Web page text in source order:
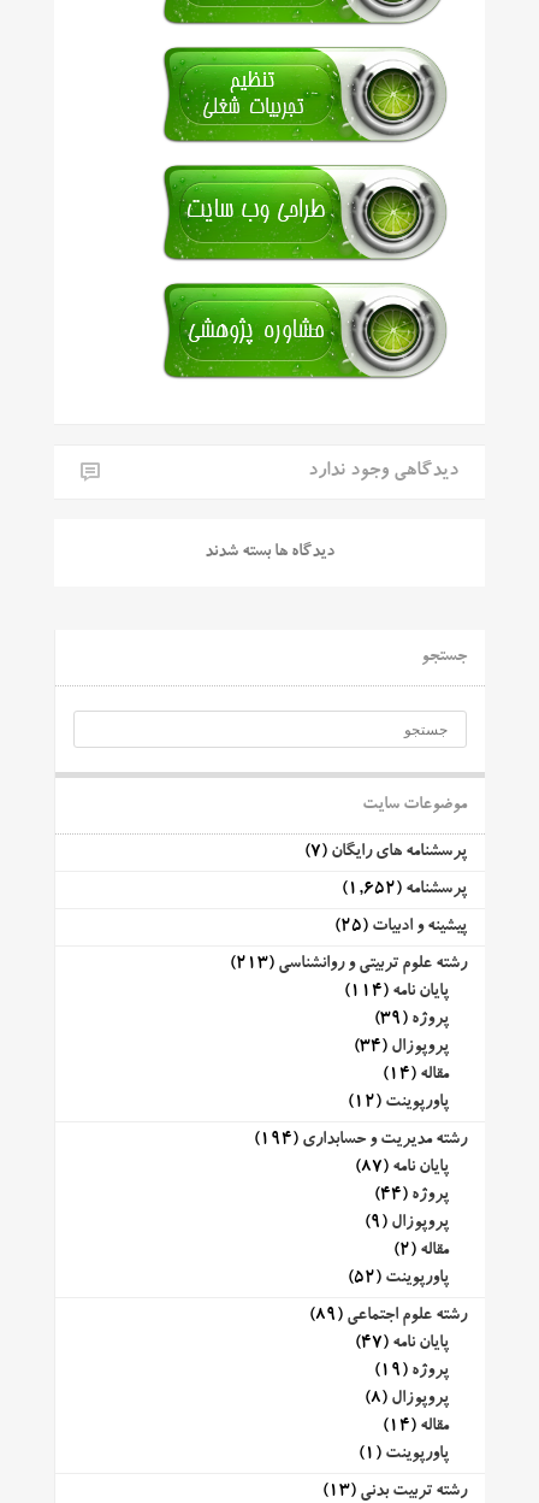
دیدگاهی وجود ندارد
دیدگاه ها بسته شدند
جستجو
موضوعات سایت
پرسشنامه های رایگان (7)
پرسشنامه (1,652)
پیشینه و ادبیات (25)
رشته علوم تربیتی و روانشناسی (213)
پایان نامه (114)
پروژه (39)
پروپوزال (34)
مقاله (14)
پاورپوینت (12)
رشته مدیریت و حسابداری (194)
پایان نامه (87)
پروژه (44)
پروپوزال (9)
مقاله (2)
پاورپوینت (52)
رشته علوم اجتماعی (89)
پایان نامه (47)
پروژه (19)
پروپوزال (8)
مقاله (14)
پاورپوینت (1)
رشته تربیت بدنی (13)